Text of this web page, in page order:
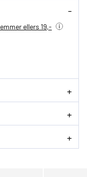
ellers 19,-